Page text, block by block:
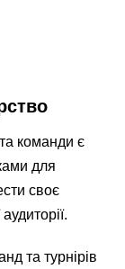
команди є
для
своє
та турнірів